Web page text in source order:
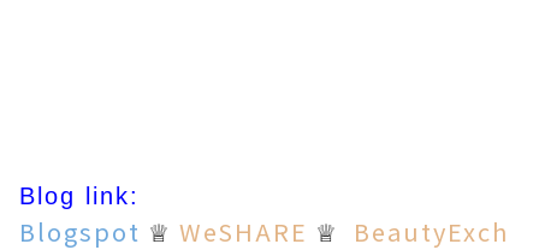
Blog link:
Blogspot ♕ WeSHARE ♕
BeautyExch